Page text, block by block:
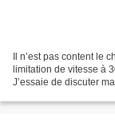
Il n’est pas content le
limitation de vitesse à
J’essaie de discuter